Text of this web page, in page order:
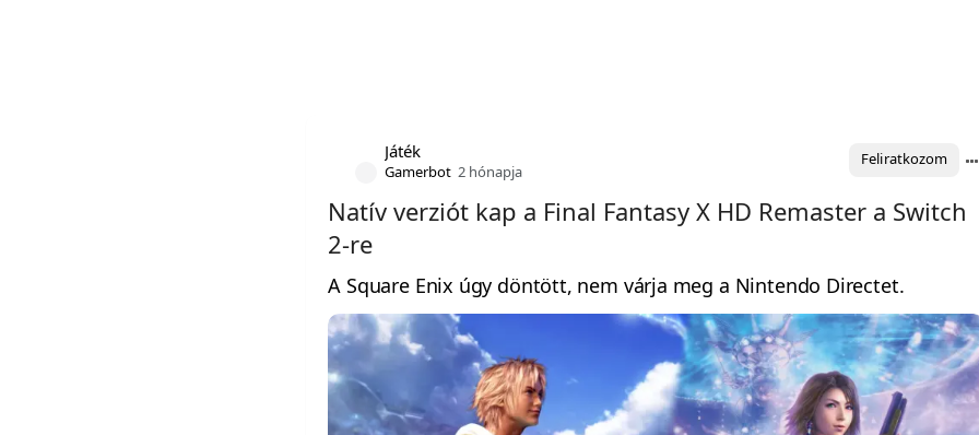
Játék
Gamerbot 2 hónapja
Feliratkozom
Natív verziót kap a Final Fantasy X HD Remaster a Switch
2-re
A Square Enix úgy döntött, nem várja meg a Nintendo Directet.